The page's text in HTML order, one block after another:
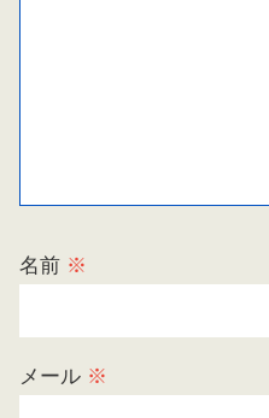
名前 ※
メール ※